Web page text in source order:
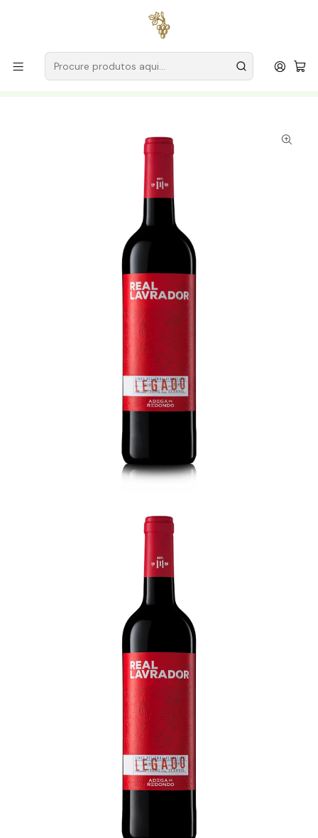
para encomendas a partir de
Produtores Alentejo
Adega Cooperativa Redondo
Adega Cooperativa Redondo Real Lavrador 2024 Alentejo
Tinto 75cl